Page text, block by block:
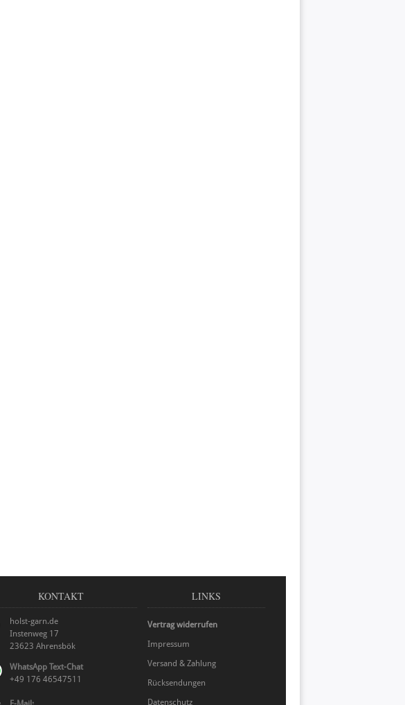
KONTAKT
holst-garn.de
Instenweg 17
23623 Ahrensbök
WhatsApp Text-Chat
+49 176 46547511
LINKS
Vertrag widerrufen
Impressum
Versand & Zahlung
Rücksendungen
Datenschutz